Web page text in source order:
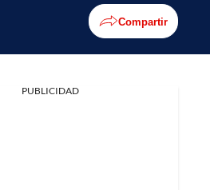
Compartir
PUBLICIDAD